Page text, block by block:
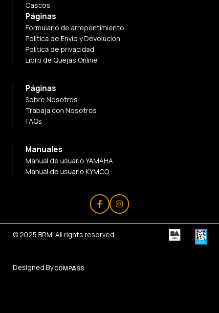
Cascos
Páginas
Formulario de arrepentimiento
Política de Envío y Devolución
Política de privacidad
Libro de Quejas Online
Páginas
Sobre Nosotros
Trabaja con Nosotros
FAQs
Manuales
Manual de usuario YAMAHA
Manual de usuario KYMCO
© 2025 BRM. All rights reserved
Designed By